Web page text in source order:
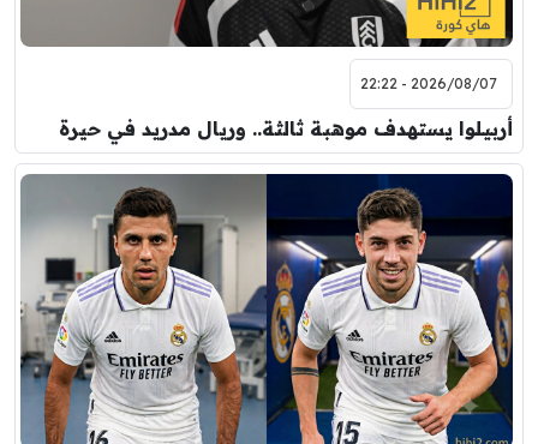
2026/08/07 - 22:22
أربيلوا يستهدف موهبة ثالثة.. وريال مدريد في حيرة